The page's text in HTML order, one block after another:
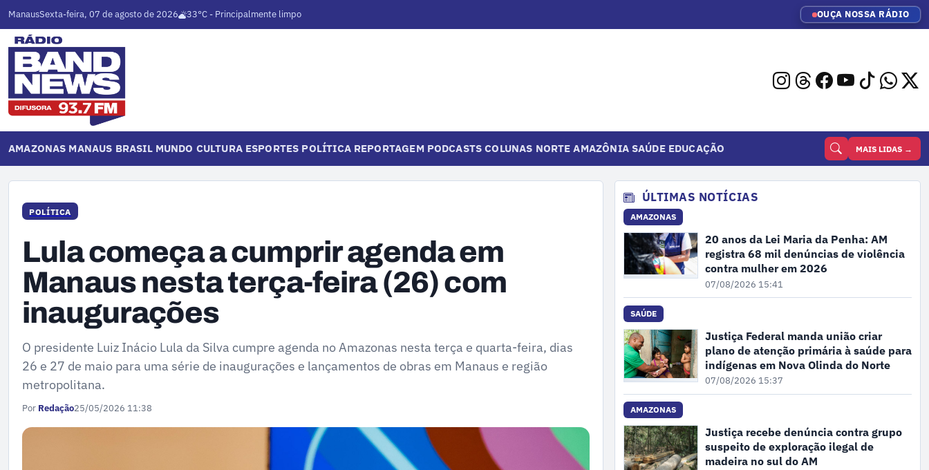
ManausSexta-feira, 07 de agosto de 2026 33°C - Principalmente limpo OUÇA NOSSA RÁDIO
AMAZONAS MANAUS BRASIL MUNDO CULTURA ESPORTES POLÍTICA REPORTAGEM PODCASTS COLUNAS NORTE AMAZÔNIA SAÚDE EDUCAÇÃO MAIS LIDAS →
POLÍTICA
Lula começa a cumprir agenda em
Manaus nesta terça-feira (26) com
inaugurações
O presidente Luiz Inácio Lula da Silva cumpre agenda no Amazonas nesta terça e quarta-feira, dias
26 e 27 de maio para uma série de inaugurações e lançamentos de obras em Manaus e região
metropolitana.
Por Redação25/05/2026 11:38
ÚLTIMAS NOTÍCIAS
AMAZONAS
20 anos da Lei Maria da Penha: AM
registra 68 mil denúncias de violência
contra mulher em 2026
07/08/2026 15:41
SAÚDE
Justiça Federal manda união criar
plano de atenção primária à saúde para
indígenas em Nova Olinda do Norte
07/08/2026 15:37
AMAZONAS
Justiça recebe denúncia contra grupo
suspeito de exploração ilegal de
madeira no sul do AM